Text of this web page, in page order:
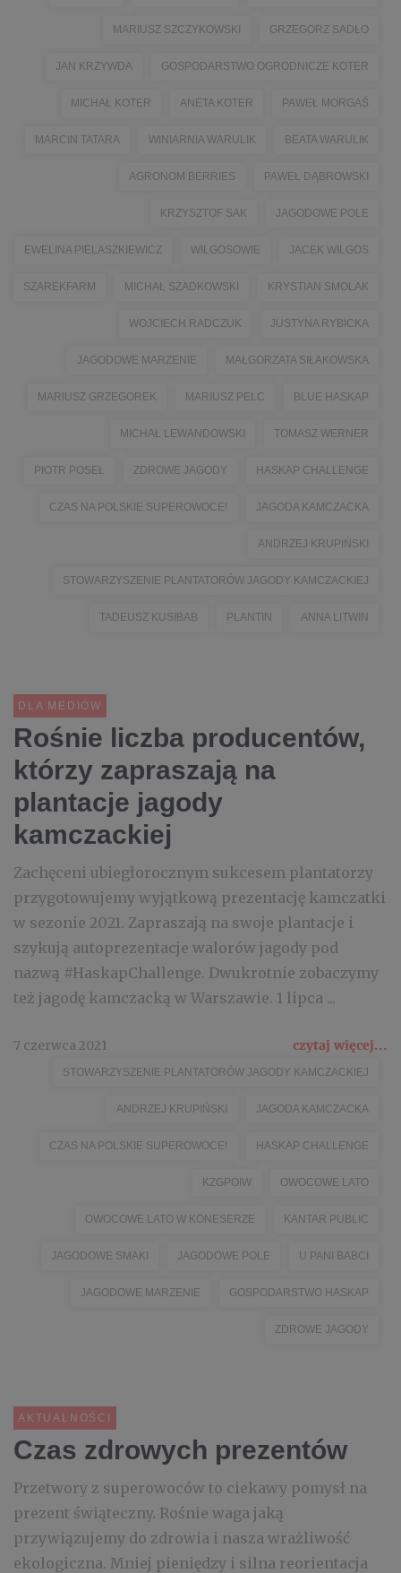
MARIUSZ SZCZYKOWSKI GRZEGORZ SADŁO
JAN KRZYWDA GOSPODARSTWO OGRODNICZE KOTER
MICHAŁ KOTER ANETA KOTER PAWEŁ MORGAŚ
MARCIN TATARA WINIARNIA WARULIK BEATA WARULIK
AGRONOM BERRIES PAWEŁ DĄBROWSKI
KRZYSZTOF SAK JAGODOWE POLE
EWELINA PIELASZKIEWICZ WILGOSOWIE JACEK WILGOS
SZAREKFARM MICHAŁ SZADKOWSKI KRYSTIAN SMOLAK
WOJCIECH RADCZUK JUSTYNA RYBICKA
JAGODOWE MARZENIE MAŁGORZATA SIŁAKOWSKA
MARIUSZ GRZEGOREK MARIUSZ PELC BLUE HASKAP
MICHAŁ LEWANDOWSKI TOMASZ WERNER
PIOTR POSEŁ ZDROWE JAGODY HASKAP CHALLENGE
CZAS NA POLSKIE SUPEROWOCE! JAGODA KAMCZACKA
ANDRZEJ KRUPIŃSKI
STOWARZYSZENIE PLANTATORÓW JAGODY KAMCZACKIEJ
TADEUSZ KUSIBAB PLANTIN ANNA LITWIN
DLA MEDIÓW
Rośnie liczba producentów,
którzy zapraszają na
plantacje jagody
kamczackiej
Zachęceni ubiegłorocznym sukcesem plantatorzy
przygotowujemy wyjątkową prezentację kamczatki
w sezonie 2021. Zapraszają na swoje plantacje i
szykują autoprezentacje walorów jagody pod
nazwą #HaskapChallenge. Dwukrotnie zobaczymy
też jagodę kamczacką w Warszawie. 1 lipca ...
7 czerwca 2021 czytaj więcej...
STOWARZYSZENIE PLANTATORÓW JAGODY KAMCZACKIEJ
ANDRZEJ KRUPIŃSKI JAGODA KAMCZACKA
CZAS NA POLSKIE SUPEROWOCE! HASKAP CHALLENGE
KZGPOIW OWOCOWE LATO
OWOCOWE LATO W KONESERZE KANTAR PUBLIC
JAGODOWE SMAKI JAGODOWE POLE U PANI BABCI
JAGODOWE MARZENIE GOSPODARSTWO HASKAP
ZDROWE JAGODY
AKTUALNOŚCI
Czas zdrowych prezentów
Przetwory z superowoców to ciekawy pomysł na
prezent świąteczny. Rośnie waga jaką
przywiązujemy do zdrowia i nasza wrażliwość
ekologiczna. Mniej pieniędzy i silna reorientacja